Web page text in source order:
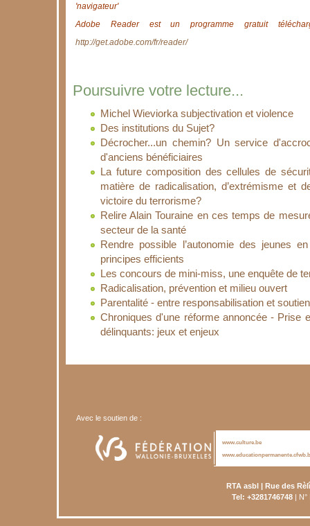
'navigateur'
Adobe Reader est un programme gratuit
http://get.adobe.com/fr/reader/
Poursuivre votre lecture...
Michel Wieviorka subjectivation et violence
Des institutions du Sujet?
Décrocher...un chemin? Un service
d'anciens bénéficiaires
La future composition des cellules de
matière de radicalisation, d’extrémisme et
victoire du terrorisme?
Relire Alain Touraine en ces temps de
secteur de la santé
Rendre possible l’autonomie des jeunes
principes efficients
Les concours de mini-miss, une enquête de
Radicalisation, prévention et milieu ouvert
Parentalité - entre responsabilisation et soutien
Chroniques d'une réforme annoncée - Prise
délinquants: jeux et enjeux
Avec le soutien de :
www.culture.be
RTA asbl | Rue des
Tel: +3281746748| N°